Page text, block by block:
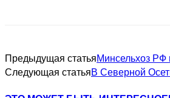
Предыдущая статьяМинсельхоз РФ
Следующая статьяВ Северной